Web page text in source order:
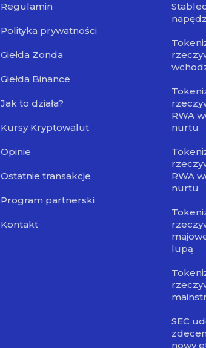
Regulamin
Polityka prywatności
Giełda Zonda
Giełda Binance
Jak to działa?
Kursy Kryptowalut
Opinie
Ostatnie transakcje
Program partnerski
Kontakt
RWA
nurtu
RWA
nurtu
lupą
SEC
nowy